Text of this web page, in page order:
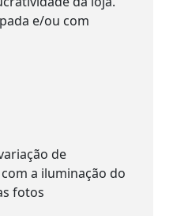
e/ou com
de
a iluminação do
fotos